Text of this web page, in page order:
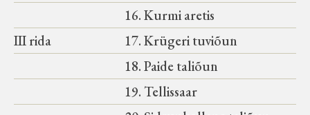
16. Kurmi aretis
III rida
17. Krügeri tuviõun
18. Paide taliõun
19. Tellissaar